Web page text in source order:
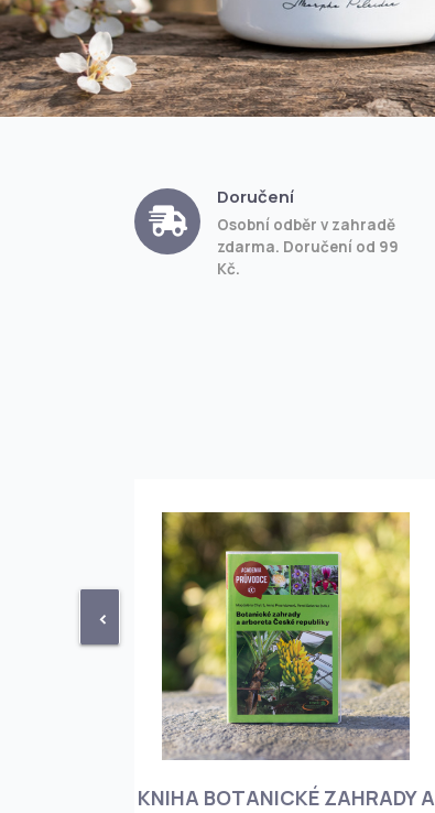
Doručení
Osobní odběr v zahradě
zdarma. Doručení od 99
Kč.
<
KNIHA BOTANICKÉ ZAHRADY A